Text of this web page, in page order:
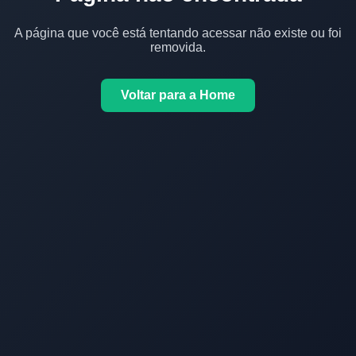
A página que você está tentando acessar não existe ou foi
removida.
Voltar para a Home